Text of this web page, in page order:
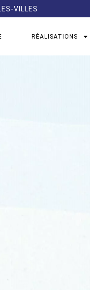
VILLES
RÉALISATIONS